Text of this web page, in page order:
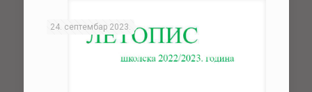
24. септембар 2023.